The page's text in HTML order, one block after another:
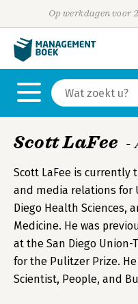
Op werkdagen voor
Scott LaFee -
Scott LaFee is currently
and media relations for
Diego Health Sciences,
Medicine. He was
at the San Diego
for the Pulitzer Prize.
Scientist, People, and